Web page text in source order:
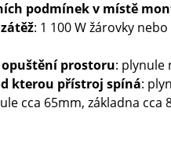
podmínek v místě
: 1 100 W žárovky
prostoru: plynule
kterou přístroj spíná:
cca 65mm, základna cca